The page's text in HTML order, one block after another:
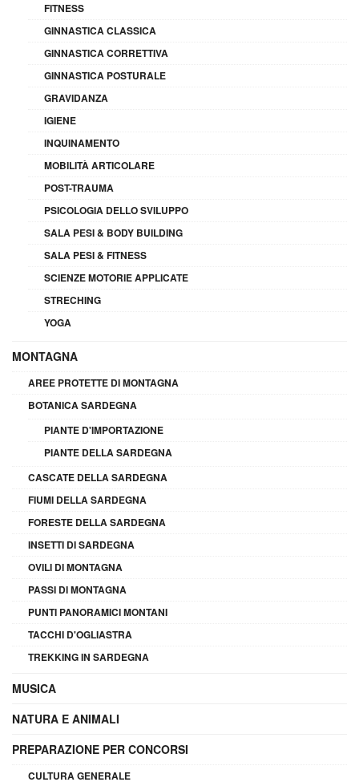
FITNESS
GINNASTICA CLASSICA
GINNASTICA CORRETTIVA
GINNASTICA POSTURALE
GRAVIDANZA
IGIENE
INQUINAMENTO
MOBILITÀ ARTICOLARE
POST-TRAUMA
PSICOLOGIA DELLO SVILUPPO
SALA PESI & BODY BUILDING
SALA PESI & FITNESS
SCIENZE MOTORIE APPLICATE
STRECHING
YOGA
MONTAGNA
AREE PROTETTE DI MONTAGNA
BOTANICA SARDEGNA
PIANTE D'IMPORTAZIONE
PIANTE DELLA SARDEGNA
CASCATE DELLA SARDEGNA
FIUMI DELLA SARDEGNA
FORESTE DELLA SARDEGNA
INSETTI DI SARDEGNA
OVILI DI MONTAGNA
PASSI DI MONTAGNA
PUNTI PANORAMICI MONTANI
TACCHI D'OGLIASTRA
TREKKING IN SARDEGNA
MUSICA
NATURA E ANIMALI
PREPARAZIONE PER CONCORSI
CULTURA GENERALE